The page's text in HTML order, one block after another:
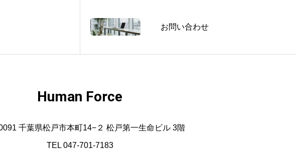
お問い合わせ
Human Force
千葉県松戸市本町14−２ 松戸第一生命ビル 3階
TEL 047-701-7183